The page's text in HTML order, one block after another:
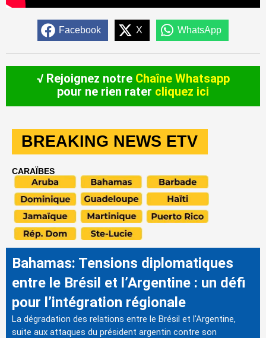
Facebook X WhatsApp
√ Rejoignez notre Chaîne Whatsapp
pour ne rien rater cliquez ici
BREAKING NEWS ETV
CARAÏBES
Bahamas: Tensions diplomatiques
entre le Brésil et l’Argentine : un défi
pour l’intégration régionale
La dégradation des relations entre le Brésil et l'Argentine,
suite aux attaques du président argentin contre son